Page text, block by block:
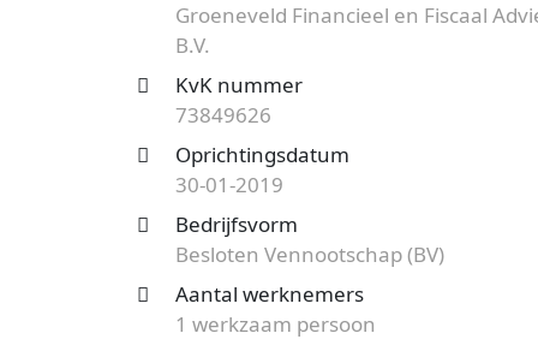
Op zoek naar een accountantskantoor
mogelijkheden?
Start nu je gratis
het aanbod en bespaar op de kosten!
Groeneveld Financieel en Fiscaal
B.V.
KvK nummer
73849626
Oprichtingsdatum
30-01-2019
Bedrijfsvorm
Besloten Vennootschap (BV)
Aantal werknemers
1 werkzaam persoon